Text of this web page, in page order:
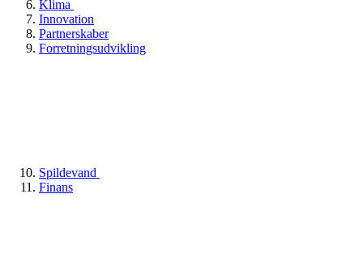
Klima
Innovation
Partnerskaber
Forretningsudvikling
Spildevand
Finans